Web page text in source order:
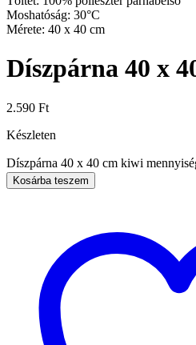
Moshatóság: 30°C
Mérete: 40 x 40 cm
Díszpárna 40 x
2.590 Ft
Készleten
Díszpárna 40 x 40 cm kiwi
Kosárba teszem